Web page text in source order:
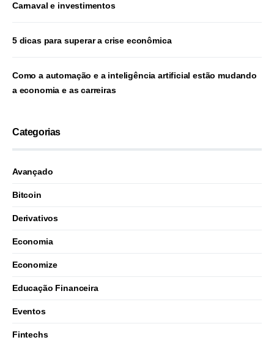
Carnaval e investimentos
5 dicas para superar a crise econômica
Como a automação e a inteligência artificial estão mudando
a economia e as carreiras
Categorias
Avançado
Bitcoin
Derivativos
Economia
Economize
Educação Financeira
Eventos
Fintechs